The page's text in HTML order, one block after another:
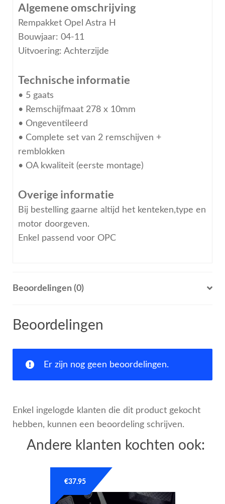
Algemene omschrijving
Rempakket Opel Astra H
Bouwjaar: 04-11
Uitvoering: Achterzijde
Technische informatie
• 5 gaats
• Remschijfmaat 278 x 10mm
• Ongeventileerd
• Complete set van 2 remschijven +
remblokken
• OA kwaliteit (eerste montage)
Overige informatie
Bij bestelling gaarne altijd het kenteken,type en
motor doorgeven.
Enkel passend voor OPC
Beoordelingen (0)
Beoordelingen
Er zijn nog geen beoordelingen.
Enkel ingelogde klanten die dit product gekocht
hebben, kunnen een beoordeling schrijven.
Andere klanten kochten ook:
€37.95